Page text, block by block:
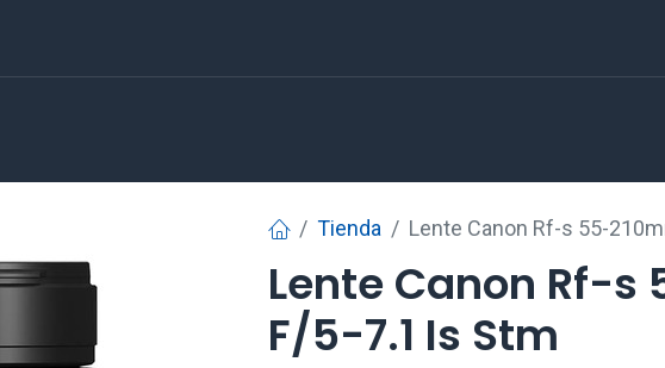
Tienda Lente Canon Rf-s 55-
Lente Canon Rf-s
F/5-7.1 Is Stm